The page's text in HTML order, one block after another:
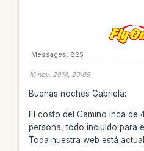
Messages: 825
10 nov. 2014, 20:05
Buenas noches Gabriela:
El costo del Camino Inca de
persona, todo incluido para
Toda nuestra web está